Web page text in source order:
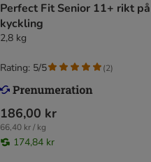
Perfect Fit Senior 11+ rikt på
kyckling
2,8 kg
186,00 kr
66,40 kr / kg
174,84 kr
Rating: 5/5 (2)